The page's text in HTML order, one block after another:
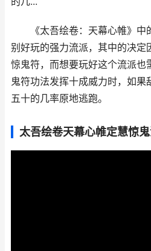
《太吾绘卷：天幕心帷》
别好玩的强力流派，其中的决定
惊鬼符，而想要玩好这个流派也
鬼符功法发挥十成威力时，如
五十的几率原地逃跑。
太吾绘卷天幕心帷定慧惊